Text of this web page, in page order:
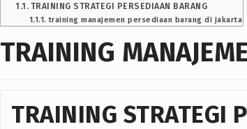
TRAINING STRATEGI PERSEDIAAN BARANG
training manajemen persediaan barang di jakarta
TRAINING
TRAINING STRATEGI